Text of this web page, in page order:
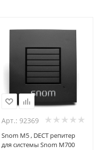
Арт.: 92369
Snom M5 , DECT репитер
для системы Snom M700